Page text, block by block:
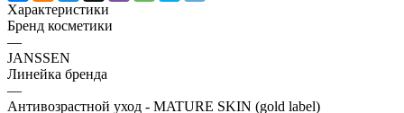
Характеристики
Бренд косметики
—
JANSSEN
Линейка бренда
—
Антивозрастной уход - MATURE SKIN (gold label)